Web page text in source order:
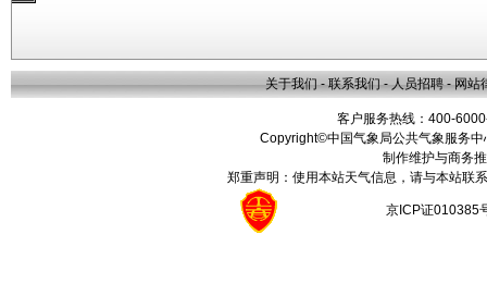
关于我们 - 联系我们 - 人员招聘 - 网站
客户服务热线：400-
Copyright©中国气象局公共气象服务
制作维护与商务
郑重声明：使用本站天气信息，请与本站联
京ICP证010385